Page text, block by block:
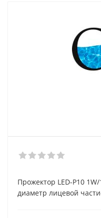
Прожектор LED-P10
диаметр лицевой